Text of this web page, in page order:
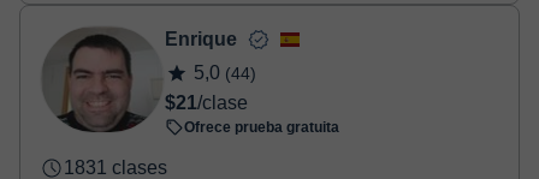
Enrique
5,0 (44)
$21/clase
Ofrece prueba gratuita
1831 clases